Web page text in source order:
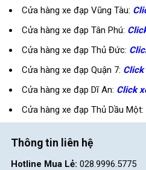
Cửa hàng xe đạp Vũng Tàu:
Cửa hàng xe đạp Tân Phú:
Cửa hàng xe đạp Thủ Đức:
Cửa hàng xe đạp Quận 7:
Cửa hàng xe đạp Dĩ An: Click
Cửa hàng xe đạp Thủ Dầu Một:
Thông tin liên hệ
Hotline Mua Lẻ: 028.9996.5775